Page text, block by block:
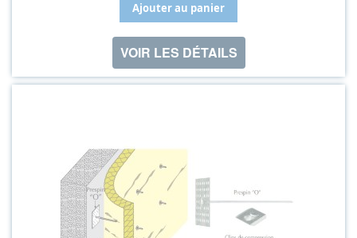
Ajouter au panier
VOIR LES DÉTAILS